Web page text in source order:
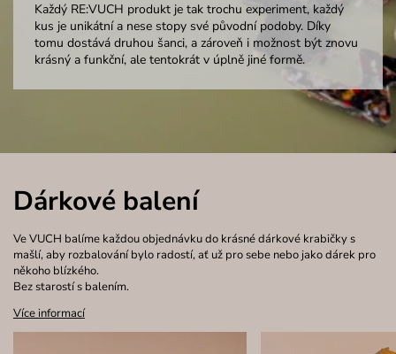
Každý RE:VUCH produkt je tak trochu experiment, každý
kus je unikátní a nese stopy své původní podoby. Díky
tomu dostává druhou šanci, a zároveň i možnost být znovu
krásný a funkční, ale tentokrát v úplně jiné formě.
Dárkové balení
Ve VUCH balíme každou objednávku do krásné dárkové krabičky s
mašlí, aby rozbalování bylo radostí, ať už pro sebe nebo jako dárek pro
někoho blízkého.
Bez starostí s balením.
Více informací